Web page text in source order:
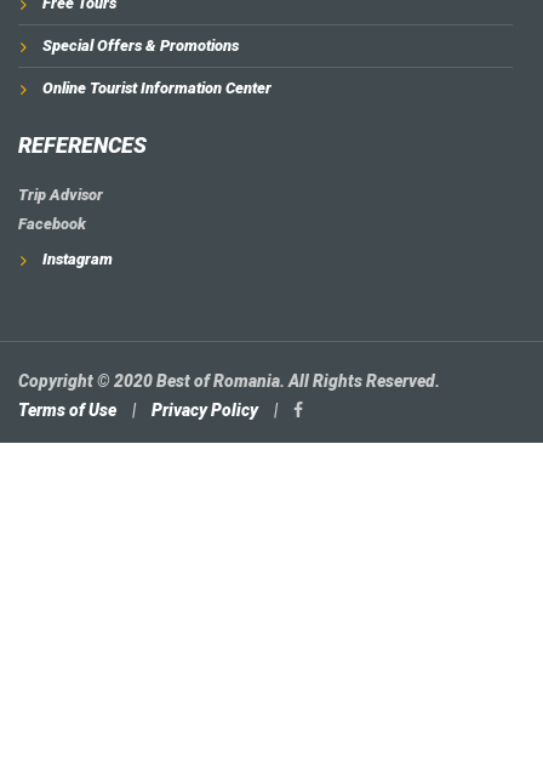
Special Offers & Promotions
Online Tourist Information Center
REFERENCES
Trip Advisor
Facebook
Instagram
Copyright © 2020 Best of Romania. All Rights Reserved.
Terms of Use
| Privacy Policy |